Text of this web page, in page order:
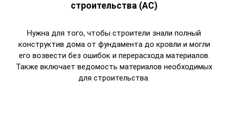
строительства (АС)
Нужна для того, чтобы строители знали полный
конструктив дома от фундамента до кровли и могли
его возвести без ошибок и перерасхода материалов.
Также включает ведомость материалов необходимых
для строительства.